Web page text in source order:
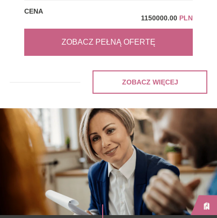
CENA
1150000.00 PLN
ZOBACZ PEŁNĄ OFERTĘ
ZOBACZ WIĘCEJ